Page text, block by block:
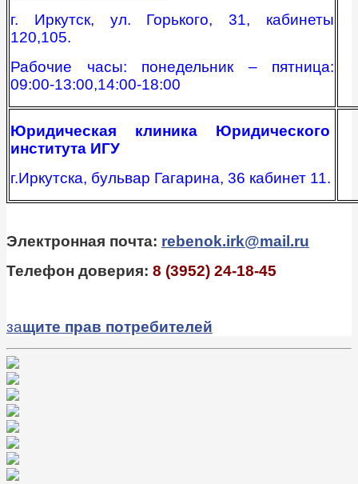
г. Иркутск, ул. Горького, 31, кабинеты
120,105.
Рабочие часы: понедельник – пятница:
09:00-13:00,14:00-18:00
Юридическая клиника Юридического
института ИГУ
г.Иркутска, бульвар Гагарина, 36 кабинет 11.
Электронная почта: rebenok.irk@mail.ru
Телефон доверия: 8 (3952) 24-18-45
защите прав потребителей